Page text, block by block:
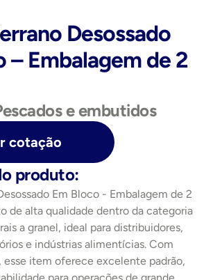
Desossado
– Embalagem de 2
e embutidos
cotação
produto:
Em Bloco - Embalagem de 2
de alta qualidade dentro da categoria
a granel, ideal para distribuidores,
e indústrias alimentícias. Com
esse item oferece excelente padrão,